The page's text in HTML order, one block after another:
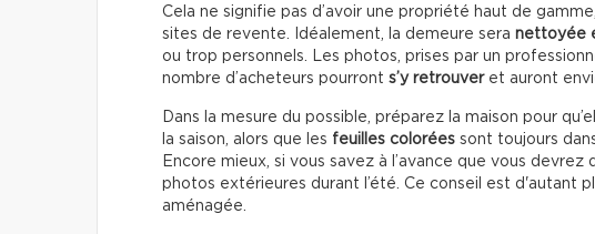
Cela ne signifie pas d’avoir une propriété haut de
sites de revente. Idéalement, la demeure sera nettoyée
ou trop personnels. Les photos, prises par un
nombre d’acheteurs pourront s’y retrouveret auront
Dans la mesure du possible, préparez la maison pour
la saison, alors que les feuilles colorées sont toujours
Encore mieux, si vous savez à l’avance que vous
photos extérieures durant l’été. Ce conseil est d'autant
aménagée.